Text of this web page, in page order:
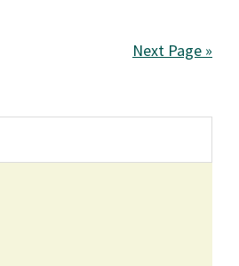
Next Page »